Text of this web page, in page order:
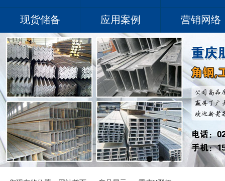
现货储备 应用案例 营销网络